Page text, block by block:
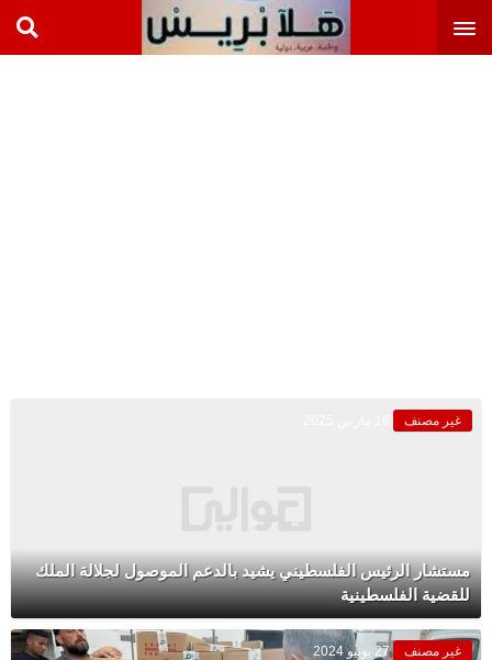
غير مصنف
مستشار الرئيس الفلسطيني يشيد بالدعم الموصول لجلالة الملك
للقضية الفلسطينية
غير مصنف 27 يونيو 2024